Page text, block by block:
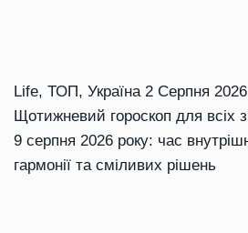
Life, ТОП, Україна 2 Серпня 2026
Щотижневий гороскоп для всіх
9 серпня 2026 року: час
гармонії та сміливих рішень